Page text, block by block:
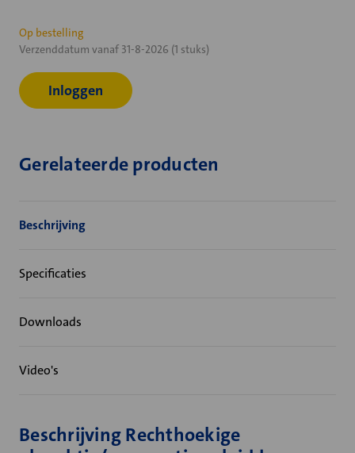
Huidige
voorraad:
Op bestelling
Verzenddatum vanaf 31-8-2026 (1 stuks)
Inloggen
Gerelateerde producten
Beschrijving
Specificaties
Downloads
Video's
Beschrijving Rechthoekige